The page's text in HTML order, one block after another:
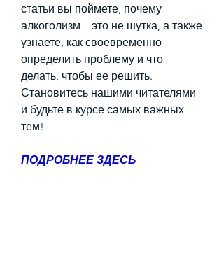
статьи вы поймете, почему
алкоголизм – это не шутка, а также
узнаете, как своевременно
определить проблему и что
делать, чтобы ее решить.
Становитесь нашими читателями
и будьте в курсе самых важных
тем!
ПОДРОБНЕЕ ЗДЕСЬ